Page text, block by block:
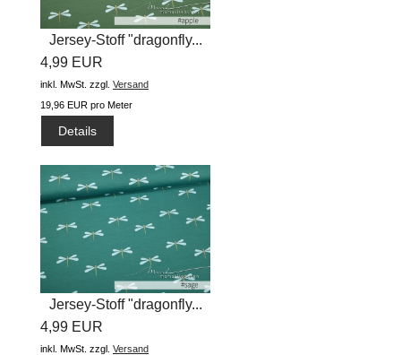
Jersey-Stoff "dragonfly...
4,99 EUR
inkl. MwSt. zzgl. Versand
19,96 EUR pro Meter
Details
Jersey-Stoff "dragonfly...
4,99 EUR
inkl. MwSt. zzgl. Versand